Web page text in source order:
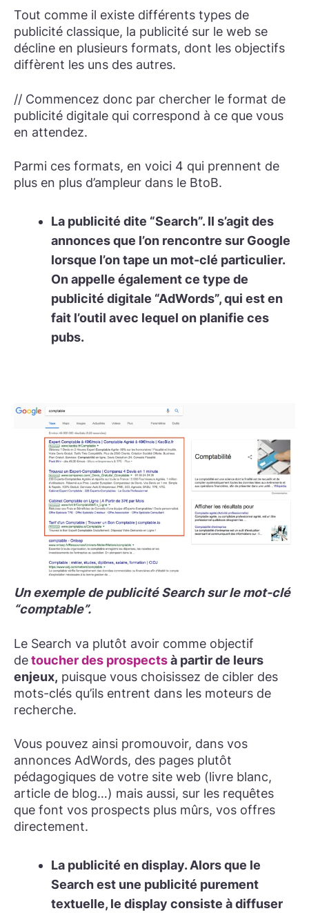
Tout comme il existe différents types de
publicité classique, la publicité sur le web se
décline en plusieurs formats, dont les objectifs
diffèrent les uns des autres.
// Commencez donc par chercher le format de
publicité digitale qui correspond à ce que vous
en attendez.
Parmi ces formats, en voici 4 qui prennent de
plus en plus d’ampleur dans le BtoB.
La publicité dite “Search”.Il s’agit des
annonces que l’on rencontre sur Google
lorsque l’on tape un mot-clé particulier.
On appelle également ce type de
publicité digitale “AdWords”, qui est en
fait l’outil avec lequel on planifie ces
pubs.
Un exemple de publicité Search sur le mot-clé
“comptable”.
Le Search va plutôt avoir comme objectif
detoucher des prospectsà partir de leurs
enjeux, puisque vous choisissez de cibler des
mots-clés qu’ils entrent dans les moteurs de
recherche.
Vous pouvez ainsi promouvoir, dans vos
annonces AdWords, des pages plutôt
pédagogiques de votre site web (livre blanc,
article de blog…) mais aussi, sur les requêtes
que font vos prospects plus mûrs, vos offres
directement.
La publicité en display.Alors que le
Search est une publicité purement
textuelle, le display consiste à diffuser